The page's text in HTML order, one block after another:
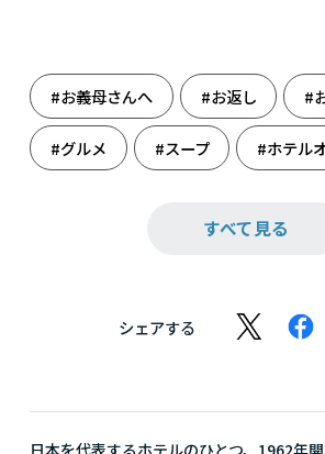
#お義母さんへ #お返し #
#グルメ #スープ #ホテル
すべて見る
シェアする